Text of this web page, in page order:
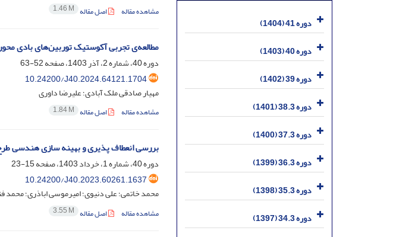
مشاهده مقاله اصل مقاله 1.46 M
مطالعه‌ی تجربی آکوستیک توربین‌های بادی
دوره 40، شماره 2، آذر 1403، صفحه
52-63
10.24200/J40.2024.64121.1704
مهیار صادقی ملک آبادی؛ علیرضا داوری
مشاهده مقاله اصل مقاله 1.84 M
بررسی انعطاف پذیری و بهینه سازی هندسی
دوره 40، شماره 1، خرداد 1403، صفحه
15-23
10.24200/J40.2023.60261.1637
محمد خاتمی؛ علی دنیوی؛ امیرموسی اباذری؛ محمد
مشاهده مقاله اصل مقاله 3.55 M
دوره 41 (1404)
دوره 40 (1403)
دوره 39 (1402)
دوره 38.3 (1401)
دوره 37.3 (1400)
دوره 36.3 (1399)
دوره 35.3 (1398)
دوره 34.3 (1397)